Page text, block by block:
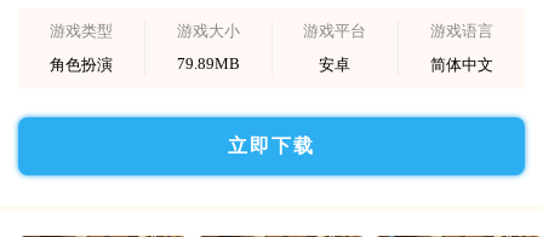
游戏类型
角色扮演
游戏大小
79.89MB
游戏平台
安卓
游戏语言
简体中文
立即下载